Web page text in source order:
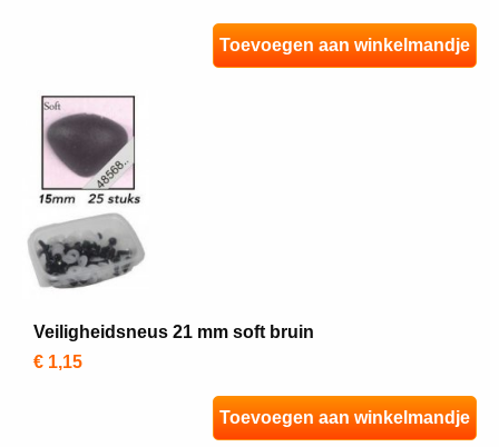
Toevoegen aan winkelmandje
Veiligheidsneus 21 mm soft bruin
€ 1,15
Toevoegen aan winkelmandje